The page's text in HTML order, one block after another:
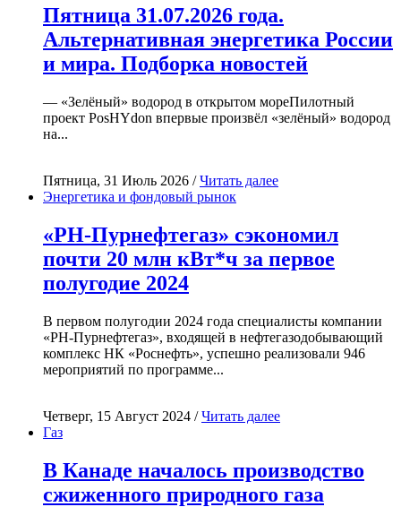
Пятница 31.07.2026 года.
Альтернативная энергетика России
и мира. Подборка новостей
— «Зелёный» водород в открытом мореПилотный
проект PosHYdon впервые произвёл «зелёный» водород
на...
Пятница, 31 Июль 2026 /Читать далее
Энергетика и фондовый рынок
«РН-Пурнефтегаз» сэкономил
почти 20 млн кВт*ч за первое
полугодие 2024
В первом полугодии 2024 года специалисты компании
«РН-Пурнефтегаз», входящей в нефтегазодобывающий
комплекс НК «Роснефть», успешно реализовали 946
мероприятий по программе...
Четверг, 15 Август 2024 /Читать далее
Газ
В Канаде началось производство
сжиженного природного газа